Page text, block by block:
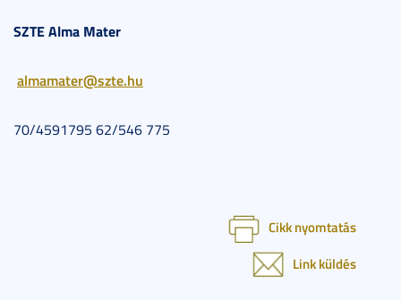
SZTE Alma Mater
almamater@szte.hu
70/4591795 62/546 775
Cikk nyomtatás
Link küldés